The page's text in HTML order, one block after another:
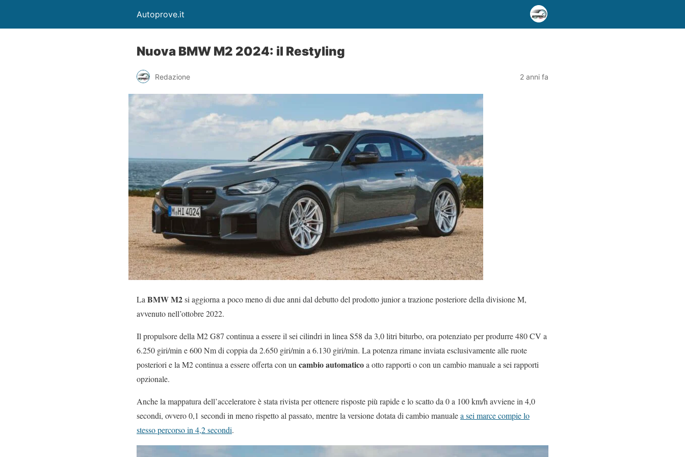
Autoprove.it
Nuova BMW M2 2024: il Restyling
Redazione 2 anni fa
La BMW M2si aggiorna a poco meno di due anni dal debutto del prodotto junior a trazione posteriore della divisione M,
avvenuto nell’ottobre 2022.
Il propulsore della M2 G87 continua a essere il sei cilindri in linea S58 da 3,0 litri biturbo, ora potenziato per produrre 480 CV a
6.250 giri/min e 600 Nm di coppia da 2.650 giri/min a 6.130 giri/min. La potenza rimane inviata esclusivamente alle ruote
posteriori e la M2 continua a essere offerta con un cambio automaticoa otto rapporti o con un cambio manuale a sei rapporti
opzionale.
Anche la mappatura dell’acceleratore è stata rivista per ottenere risposte più rapide e lo scatto da 0 a 100 km/h avviene in 4,0
secondi, ovvero 0,1 secondi in meno rispetto al passato, mentre la versione dotata di cambio manualea sei marce compie lo
stesso percorso in 4,2 secondi.